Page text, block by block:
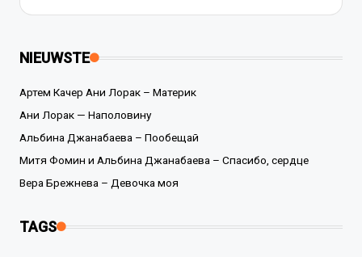
NIEUWSTE
Артем Качер Ани Лорак – Материк
Ани Лорак — Наполовину
Альбина Джанабаева – Пообещай
Митя Фомин и Альбина Джанабаева – Спасибо, сердце
Вера Брежнева – Девочка моя
TAGS